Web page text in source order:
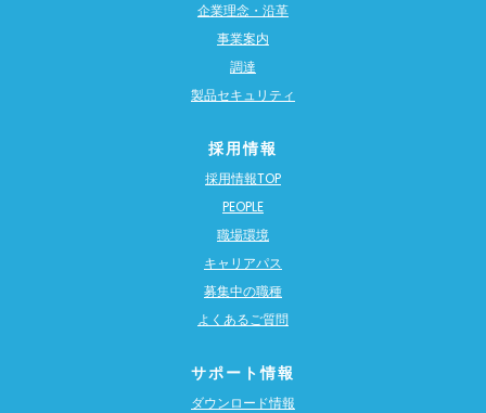
企業理念・沿革
事業案内
調達
製品セキュリティ
採用情報
採用情報TOP
PEOPLE
職場環境
キャリアパス
募集中の職種
よくあるご質問
サポート情報
ダウンロード情報